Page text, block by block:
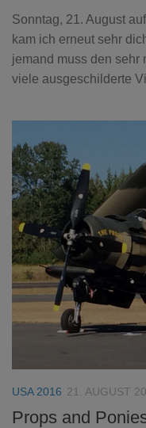
Sonntag, 21. August
kam ich erneut sehr
jemand muss den sehr
viele ausgeschilderte
USA 2016 21. AUGUST
Props and